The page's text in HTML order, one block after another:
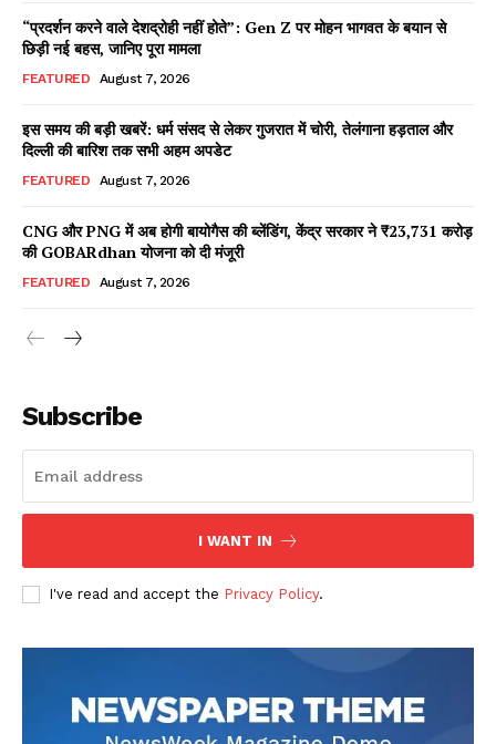
Facebook
X WhatsApp
Share
Read Latest News on AIN
NEWS 1 App
“प्रदर्शन करने वाले देशद्रोही नहीं होते”: Gen Z पर मोहन भागवत के बयान से
छिड़ी नई बहस, जानिए पूरा मामला
FEATURED August 7, 2026
इस समय की बड़ी खबरें: धर्म संसद से लेकर गुजरात में चोरी, तेलंगाना हड़ताल और
दिल्ली की बारिश तक सभी अहम अपडेट
FEATURED August 7, 2026
CNG और PNG में अब होगी बायोगैस की ब्लेंडिंग, केंद्र सरकार ने ₹23,731 करोड़
की GOBARdhan योजना को दी मंजूरी
FEATURED August 7, 2026
Subscribe
I WANT IN
I've read and accept the Privacy Policy.